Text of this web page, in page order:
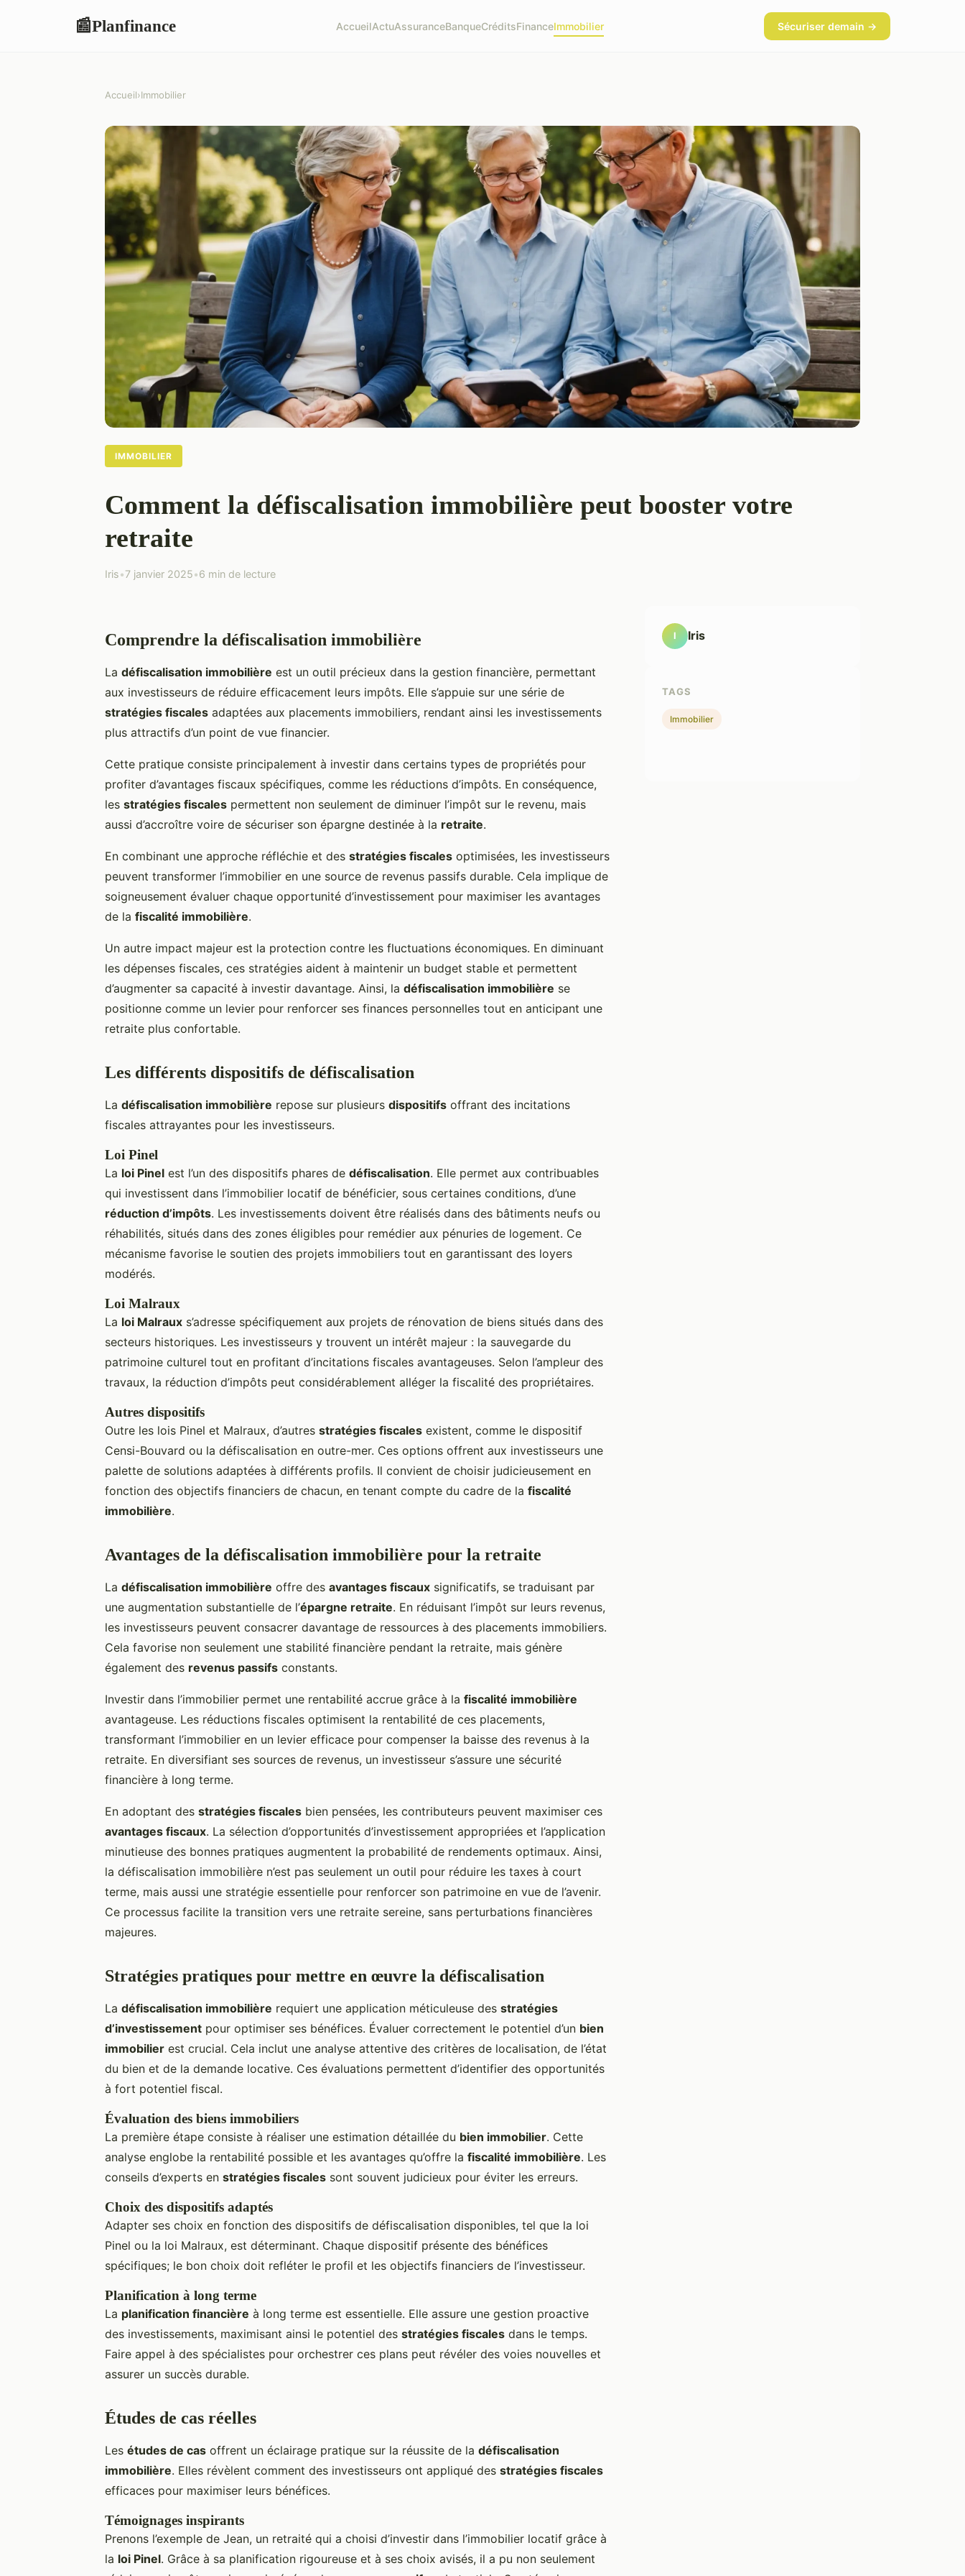
📰Planfinance AccueilActuAssuranceBanqueCréditsFinanceImmobilier Sécuriser demain →
Accueil›Immobilier
IMMOBILIER
Comment la défiscalisation immobilière peut booster votre
retraite
Iris•7 janvier 2025•6 min de lecture
Comprendre la défiscalisation immobilière
La défiscalisation immobilière est un outil précieux dans la gestion financière, permettant
aux investisseurs de réduire efficacement leurs impôts. Elle s’appuie sur une série de
stratégies fiscales adaptées aux placements immobiliers, rendant ainsi les investissements
plus attractifs d’un point de vue financier.
Cette pratique consiste principalement à investir dans certains types de propriétés pour
profiter d’avantages fiscaux spécifiques, comme les réductions d’impôts. En conséquence,
les stratégies fiscales permettent non seulement de diminuer l’impôt sur le revenu, mais
aussi d’accroître voire de sécuriser son épargne destinée à la retraite.
En combinant une approche réfléchie et des stratégies fiscales optimisées, les investisseurs
peuvent transformer l’immobilier en une source de revenus passifs durable. Cela implique de
soigneusement évaluer chaque opportunité d’investissement pour maximiser les avantages
de la fiscalité immobilière.
Un autre impact majeur est la protection contre les fluctuations économiques. En diminuant
les dépenses fiscales, ces stratégies aident à maintenir un budget stable et permettent
d’augmenter sa capacité à investir davantage. Ainsi, la défiscalisation immobilière se
positionne comme un levier pour renforcer ses finances personnelles tout en anticipant une
retraite plus confortable.
Les différents dispositifs de défiscalisation
La défiscalisation immobilière repose sur plusieurs dispositifs offrant des incitations
fiscales attrayantes pour les investisseurs.
Loi Pinel
La loi Pinel est l’un des dispositifs phares de défiscalisation. Elle permet aux contribuables
qui investissent dans l’immobilier locatif de bénéficier, sous certaines conditions, d’une
réduction d’impôts. Les investissements doivent être réalisés dans des bâtiments neufs ou
réhabilités, situés dans des zones éligibles pour remédier aux pénuries de logement. Ce
mécanisme favorise le soutien des projets immobiliers tout en garantissant des loyers
modérés.
Loi Malraux
La loi Malraux s’adresse spécifiquement aux projets de rénovation de biens situés dans des
secteurs historiques. Les investisseurs y trouvent un intérêt majeur : la sauvegarde du
patrimoine culturel tout en profitant d’incitations fiscales avantageuses. Selon l’ampleur des
travaux, la réduction d’impôts peut considérablement alléger la fiscalité des propriétaires.
Autres dispositifs
Outre les lois Pinel et Malraux, d’autres stratégies fiscales existent, comme le dispositif
Censi-Bouvard ou la défiscalisation en outre-mer. Ces options offrent aux investisseurs une
palette de solutions adaptées à différents profils. Il convient de choisir judicieusement en
fonction des objectifs financiers de chacun, en tenant compte du cadre de la fiscalité
immobilière.
Avantages de la défiscalisation immobilière pour la retraite
La défiscalisation immobilière offre des avantages fiscaux significatifs, se traduisant par
une augmentation substantielle de l’épargne retraite. En réduisant l’impôt sur leurs revenus,
les investisseurs peuvent consacrer davantage de ressources à des placements immobiliers.
Cela favorise non seulement une stabilité financière pendant la retraite, mais génère
également des revenus passifs constants.
Investir dans l’immobilier permet une rentabilité accrue grâce à la fiscalité immobilière
avantageuse. Les réductions fiscales optimisent la rentabilité de ces placements,
transformant l’immobilier en un levier efficace pour compenser la baisse des revenus à la
retraite. En diversifiant ses sources de revenus, un investisseur s’assure une sécurité
financière à long terme.
En adoptant des stratégies fiscales bien pensées, les contributeurs peuvent maximiser ces
avantages fiscaux. La sélection d’opportunités d’investissement appropriées et l’application
minutieuse des bonnes pratiques augmentent la probabilité de rendements optimaux. Ainsi,
la défiscalisation immobilière n’est pas seulement un outil pour réduire les taxes à court
terme, mais aussi une stratégie essentielle pour renforcer son patrimoine en vue de l’avenir.
Ce processus facilite la transition vers une retraite sereine, sans perturbations financières
majeures.
Stratégies pratiques pour mettre en œuvre la défiscalisation
La défiscalisation immobilière requiert une application méticuleuse des stratégies
d’investissement pour optimiser ses bénéfices. Évaluer correctement le potentiel d’un bien
immobilier est crucial. Cela inclut une analyse attentive des critères de localisation, de l’état
du bien et de la demande locative. Ces évaluations permettent d’identifier des opportunités
à fort potentiel fiscal.
Évaluation des biens immobiliers
La première étape consiste à réaliser une estimation détaillée du bien immobilier. Cette
analyse englobe la rentabilité possible et les avantages qu’offre la fiscalité immobilière. Les
conseils d’experts en stratégies fiscales sont souvent judicieux pour éviter les erreurs.
Choix des dispositifs adaptés
Adapter ses choix en fonction des dispositifs de défiscalisation disponibles, tel que la loi
Pinel ou la loi Malraux, est déterminant. Chaque dispositif présente des bénéfices
spécifiques; le bon choix doit refléter le profil et les objectifs financiers de l’investisseur.
Planification à long terme
La planification financière à long terme est essentielle. Elle assure une gestion proactive
des investissements, maximisant ainsi le potentiel des stratégies fiscales dans le temps.
Faire appel à des spécialistes pour orchestrer ces plans peut révéler des voies nouvelles et
assurer un succès durable.
Études de cas réelles
Les études de cas offrent un éclairage pratique sur la réussite de la défiscalisation
immobilière. Elles révèlent comment des investisseurs ont appliqué des stratégies fiscales
efficaces pour maximiser leurs bénéfices.
Témoignages inspirants
Prenons l’exemple de Jean, un retraité qui a choisi d’investir dans l’immobilier locatif grâce à
la loi Pinel. Grâce à sa planification rigoureuse et à ses choix avisés, il a pu non seulement
I Iris
TAGS
Immobilier